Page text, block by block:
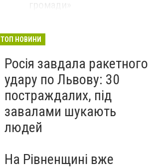
ТОП НОВИНИ
Росія завдала ракетного
удару по Львову: 30
постраждалих, під
завалами шукають
людей
На Рівненщині вже